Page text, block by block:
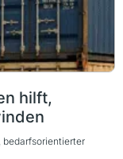
hilft,
bedarfsorientierter